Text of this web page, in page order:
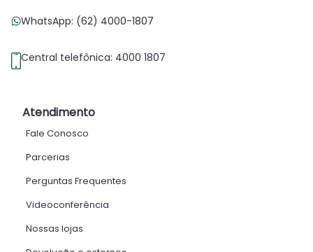
WhatsApp: (62) 4000-1807
Central telefônica: 4000 1807
Atendimento
Fale Conosco
Parcerias
Perguntas Frequentes
Videoconferência
Nossas lojas